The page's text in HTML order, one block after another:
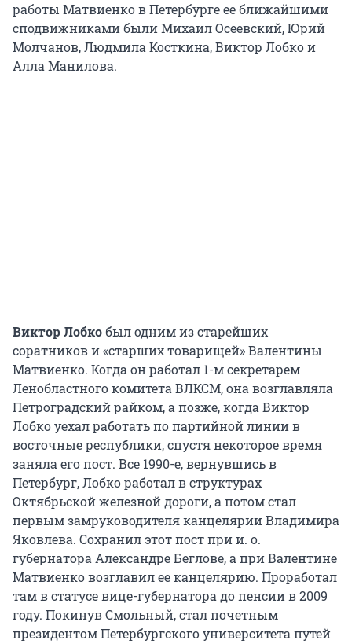
работы Матвиенко в Петербурге ее ближайшими
сподвижниками были Михаил Осеевский, Юрий
Молчанов, Людмила Косткина, Виктор Лобко и
Алла Манилова.
Виктор Лобкобыл одним из старейших
соратников и «старших товарищей» Валентины
Матвиенко. Когда он работал 1-м секретарем
Ленобластного комитета ВЛКСМ, она возглавляла
Петроградский райком, а позже, когда Виктор
Лобко уехал работать по партийной линии в
восточные республики, спустя некоторое время
заняла его пост. Все 1990-е, вернувшись в
Петербург, Лобко работал в структурах
Октябрьской железной дороги, а потом стал
первым замруководителя канцелярии Владимира
Яковлева. Сохранил этот пост при и. о.
губернатора Александре Беглове, а при Валентине
Матвиенко возглавил ее канцелярию. Проработал
там в статусе вице-губернатора до пенсии в 2009
году. Покинув Смольный, стал почетным
президентом Петербургского университета путей